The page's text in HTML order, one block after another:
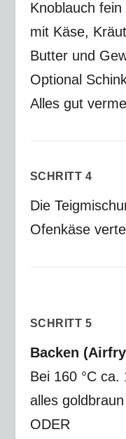
Knoblauch
mit Käse,
Butter und
Optional
Alles gut
SCHRITT 4
Die
Ofenkäse
SCHRITT 5
Backen
Bei 160 °C ca.
alles
ODER